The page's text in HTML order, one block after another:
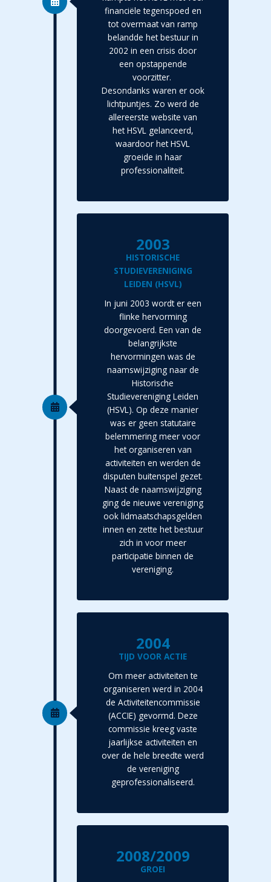
financiële tegenspoed en
tot overmaat van ramp
belandde het bestuur in
2002 in een crisis door
een opstappende
voorzitter.
Desondanks waren er ook
lichtpuntjes. Zo werd de
allereerste website van
het HSVL gelanceerd,
waardoor het HSVL
groeide in haar
professionaliteit.
2003
HISTORISCHE
STUDIEVERENIGING
LEIDEN (HSVL)
In juni 2003 wordt er een
flinke hervorming
doorgevoerd. Een van de
belangrijkste
hervormingen was de
naamswijziging naar de
Historische
Studievereniging Leiden
(HSVL). Op deze manier
was er geen statutaire
belemmering meer voor
het organiseren van
activiteiten en werden de
disputen buitenspel gezet.
Naast de naamswijziging
ging de nieuwe vereniging
ook lidmaatschapsgelden
innen en zette het bestuur
zich in voor meer
participatie binnen de
vereniging.
2004
TIJD VOOR ACTIE
Om meer activiteiten te
organiseren werd in 2004
de Activiteitencommissie
(ACCIE) gevormd. Deze
commissie kreeg vaste
jaarlijkse activiteiten en
over de hele breedte werd
de vereniging
geprofessionaliseerd.
2008/2009
GROEI